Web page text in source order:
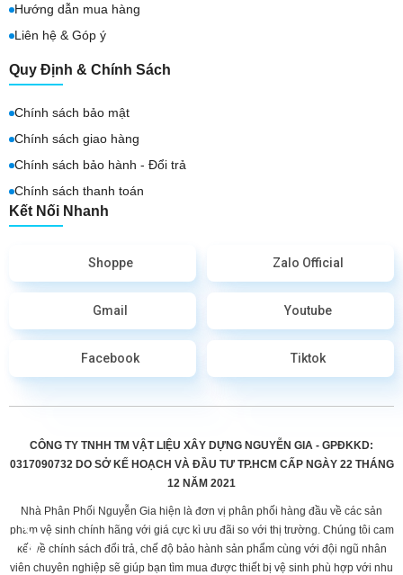
Hướng dẫn mua hàng
Liên hệ & Góp ý
Quy Định & Chính Sách
Chính sách bảo mật
Chính sách giao hàng
Chính sách bảo hành - Đổi trả
Chính sách thanh toán
Kết Nối Nhanh
Shoppe Zalo Official
Gmail Youtube
Facebook Tiktok
CÔNG TY TNHH TM VẬT LIỆU XÂY DỰNG NGUYỄN GIA - GPĐKKD:
0317090732 DO SỞ KẾ HOẠCH VÀ ĐẦU TƯ TP.HCM CẤPNGÀY 22 THÁNG
12 NĂM 2021
Nhà Phân Phối Nguyễn Gia hiện là đơn vị phân phối hàng đầu về các sản
phẩm vệ sinh chính hãng với giá cực kì ưu đãi so với thị trường. Chúng tôi cam
kết về chính sách đổi trả, chế độ bảo hành sản phẩm cùng với đội ngũ nhân
viên chuyên nghiệp sẽ giúp bạn tìm mua được thiết bị vệ sinh phù hợp với nhu